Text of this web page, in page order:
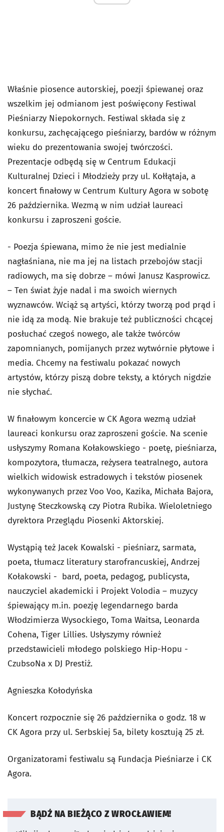
Właśnie piosence autorskiej, poezji śpiewanej oraz
wszelkim jej odmianom jest poświęcony Festiwal
Pieśniarzy Niepokornych. Festiwal składa się z
konkursu, zachęcającego pieśniarzy, bardów w różnym
wieku do prezentowania swojej twórczości.
Prezentacje odbędą się w Centrum Edukacji
Kulturalnej Dzieci i Młodzieży przy ul. Kołłątaja, a
koncert finałowy w Centrum Kultury Agora w sobotę
26 października. Wezmą w nim udział laureaci
konkursu i zaproszeni goście.
- Poezja śpiewana, mimo że nie jest medialnie
nagłaśniana, nie ma jej na listach przebojów stacji
radiowych, ma się dobrze – mówi Janusz Kasprowicz.
– Ten świat żyje nadal i ma swoich wiernych
wyznawców. Wciąż są artyści, którzy tworzą pod prąd i
nie idą za modą. Nie brakuje też publiczności chcącej
posłuchać czegoś nowego, ale także twórców
zapomnianych, pomijanych przez wytwórnie płytowe i
media. Chcemy na festiwalu pokazać nowych
artystów, którzy piszą dobre teksty, a których nigdzie
nie słychać.
W finałowym koncercie w CK Agora wezmą udział
laureaci konkursu oraz zaproszeni goście. Na scenie
usłyszymy Romana Kołakowskiego - poetę, pieśniarza,
kompozytora, tłumacza, reżysera teatralnego, autora
wielkich widowisk estradowych i tekstów piosenek
wykonywanych przez Voo Voo, Kazika, Michała Bajora,
Justynę Steczkowską czy Piotra Rubika. Wieloletniego
dyrektora Przeglądu Piosenki Aktorskiej.
Wystąpią też Jacek Kowalski - pieśniarz, sarmata,
poeta, tłumacz literatury starofrancuskiej, Andrzej
Kołakowski - bard, poeta, pedagog, publicysta,
nauczyciel akademicki i Projekt Volodia – muzycy
śpiewający m.in. poezję legendarnego barda
Włodzimierza Wysockiego, Toma Waitsa, Leonarda
Cohena, Tiger Lillies. Usłyszymy również
przedstawicieli młodego polskiego Hip-Hopu -
CzubsoNa x DJ Prestiż.
Agnieszka Kołodyńska
Koncert rozpocznie się 26 października o godz. 18 w
CK Agora przy ul. Serbskiej 5a, bilety kosztują 25 zł.
Organizatorami festiwalu są Fundacja Pieśniarze i CK
Agora.
BĄDŹ NA BIEŻĄCO Z WROCŁAWIEM!